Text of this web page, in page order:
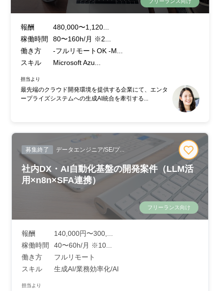
報酬
480,000〜1,120...
稼働時間
80〜160h/月 ※2...
働き方
-フルリモートOK -M...
スキル
Microsoft Azu...
担当より
最先端のクラウド開発環境を提供する企業にて、エンタ
ープライズシステムへの生成AI統合を牽引する...
募集終了 データエンジニア/SE/プ...
社内DX・AI自動化基盤の開発案件（LLM活
用×n8n×SFA連携）
フリーランス向け
報酬
140,000円〜300,...
稼働時間
40〜60h/月 ※10...
働き方
フルリモート
スキル
生成AI/業務効率化/AI
担当より